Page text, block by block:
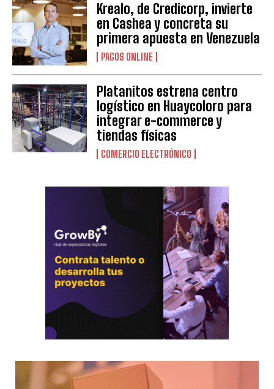
Krealo, de Credicorp, invierte
en Cashea y concreta su
primera apuesta en Venezuela
PAGOS ONLINE
Platanitos estrena centro
logístico en Huaycoloro para
integrar e-commerce y
tiendas físicas
COMERCIO ELECTRÓNICO